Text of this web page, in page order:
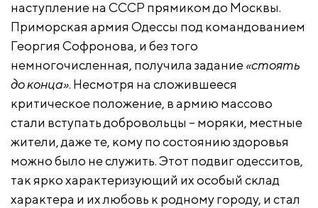
наступление на СССР прямиком до Москвы.
Приморская армия Одессы под командованием
Георгия Софронова, и без того
немногочисленная, получила задание«стоять
до конца». Несмотря на сложившееся
критическое положение, в армию массово
стали вступать добровольцы – моряки, местные
жители, даже те, кому по состоянию здоровья
можно было не служить. Этот подвиг одесситов,
так ярко характеризующий их особый склад
характера и их любовь к родному городу, и стал